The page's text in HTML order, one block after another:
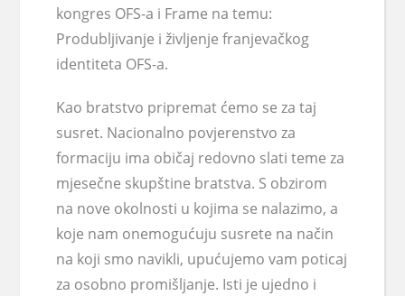
kongres OFS-a i Frame na temu:
Produbljivanje i življenje franjevačkog
identiteta OFS-a.
Kao bratstvo pripremat ćemo se za taj
susret. Nacionalno povjerenstvo za
formaciju ima običaj redovno slati teme za
mjesečne skupštine bratstva. S obzirom
na nove okolnosti u kojima se nalazimo, a
koje nam onemogućuju susrete na način
na koji smo navikli, upućujemo vam poticaj
za osobno promišljanje. Isti je ujedno i